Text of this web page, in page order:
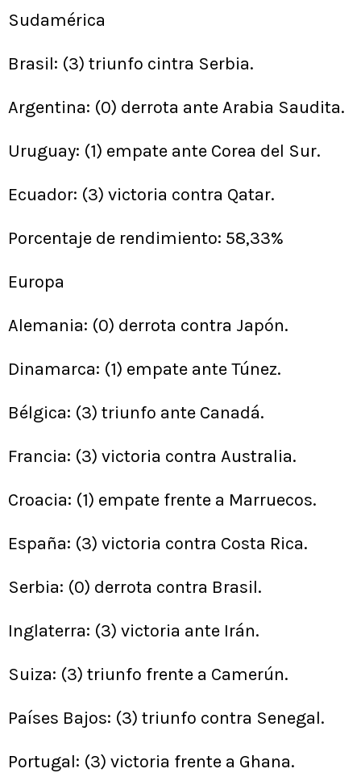
Sudamérica
Brasil: (3) triunfo cintra Serbia.
Argentina: (0) derrota ante Arabia Saudita.
Uruguay: (1) empate ante Corea del Sur.
Ecuador: (3) victoria contra Qatar.
Porcentaje de rendimiento: 58,33%
Europa
Alemania: (0) derrota contra Japón.
Dinamarca: (1) empate ante Túnez.
Bélgica: (3) triunfo ante Canadá.
Francia: (3) victoria contra Australia.
Croacia: (1) empate frente a Marruecos.
España: (3) victoria contra Costa Rica.
Serbia: (0) derrota contra Brasil.
Inglaterra: (3) victoria ante Irán.
Suiza: (3) triunfo frente a Camerún.
Países Bajos: (3) triunfo contra Senegal.
Portugal: (3) victoria frente a Ghana.